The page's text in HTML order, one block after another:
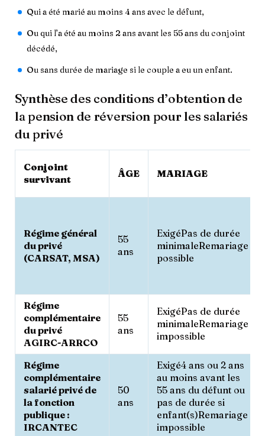
Qui a été marié au moins 4 ans avec le défunt,
Ou qui l’a été au moins 2 ans avant les 55 ans du conjoint
décédé,
Ou sans durée de mariage si le couple a eu un enfant.
Synthèse des conditions d’obtention de
la pension de réversion pour les salariés
du privé
Conjoint
survivant
ÂGE MARIAGE
Régime général
du privé
(CARSAT, MSA)
55
ans
ExigéPas de durée
minimaleRemariage
possible
Régime
complémentaire
du privé
AGIRC-ARRCO
55
ans
ExigéPas de durée
minimaleRemariage
impossible
Régime
complémentaire
salarié privé de
la fonction
publique :
IRCANTEC
50
ans
Exigé4 ans ou 2 ans
au moins avant les
55 ans du défunt ou
pas de durée si
enfant(s)Remariage
impossible